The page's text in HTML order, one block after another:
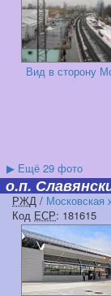
Вид в сторону
▶ Ещё 29 фото
о.п.
РЖД / Московская
Код ЕСР: 181615